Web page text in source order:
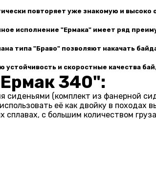
повторяет уже знакомую и
исполнение "Ермака" имеет ряд
типа "Браво" позволяют накачать
устойчивость и скоростные качества
340":
сиденьями (комплект из фанерной
её как двойку в походах
с большим количеством